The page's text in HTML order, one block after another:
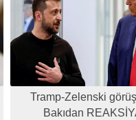
Tramp-Zelenski
Bakıdan